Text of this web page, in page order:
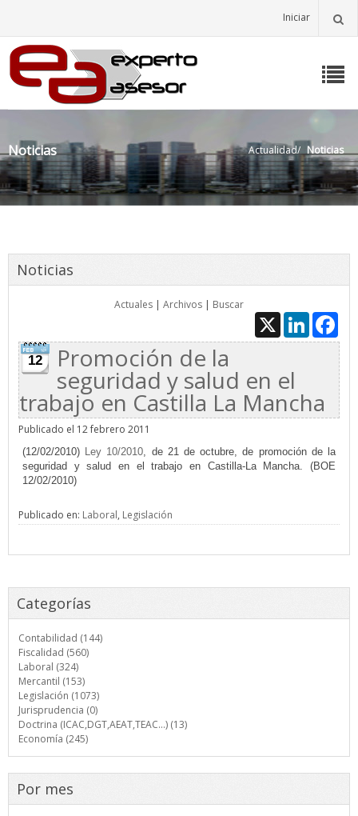
Iniciar
Noticias Actualidad/ Noticias
Noticias
Actuales | Archivos | Buscar
X
LinkedIn
12 Promoción de la
seguridad y salud en el
trabajo en Castilla La Mancha
Publicado el 12 febrero 2011
(12/02/2010) Ley 10/2010, de 21 de octubre, de promoción de la
seguridad y salud en el trabajo en Castilla-La Mancha. (BOE
12/02/2010)
Publicado en: Laboral, Legislación
Categorías
Contabilidad (144)
Fiscalidad (560)
Laboral (324)
Mercantil (153)
Legislación (1073)
Jurisprudencia (0)
Doctrina (ICAC,DGT,AEAT,TEAC...) (13)
Economía (245)
Por mes